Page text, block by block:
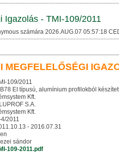
Igazolás - TMI-109/2011
számára 2026.AUG.07 05:57:18
MEGFELELŐSÉGI
109/2011
EI típusú, alumínium profilokból
Kft.
S.A.
Kft.
2011
- 2016.07.31
sándor
109-2011.pdf